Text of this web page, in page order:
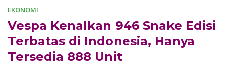
EKONOMI
Vespa Kenalkan 946 Snake Edisi
Terbatas di Indonesia, Hanya
Tersedia 888 Unit